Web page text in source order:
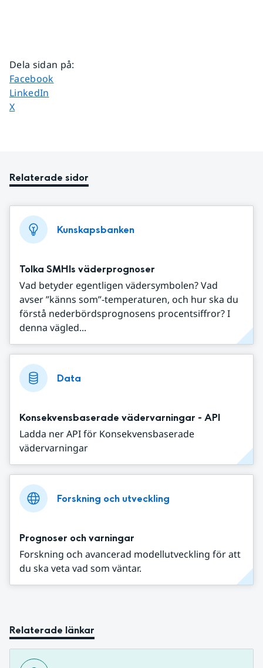
Dela sidan på:
Dela sidan på
Facebook
Dela sidan på
LinkedIn
Dela sidan på
X
Relaterade sidor
Kunskapsbanken
Tolka SMHIs väderprognoser
Vad betyder egentligen vädersymbolen? Vad
avser ”känns som”-temperaturen, och hur ska du
förstå nederbördsprognosens procentsiffror? I
denna vägled...
Data
Konsekvensbaserade vädervarningar - API
Ladda ner API för Konsekvensbaserade
vädervarningar
Forskning och utveckling
Prognoser och varningar
Forskning och avancerad modellutveckling för att
du ska veta vad som väntar.
Relaterade länkar